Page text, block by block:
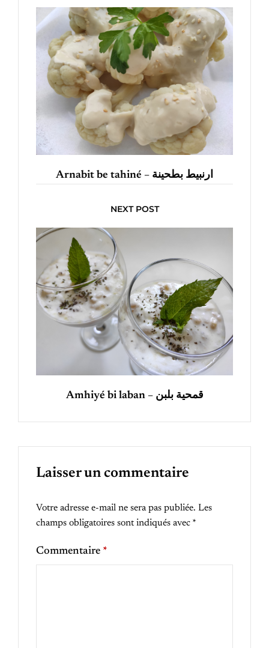
Arnabit be tahiné – ارنبيط بطحينة
NEXT POST
Amhiyé bi laban – قمحية بلبن
Laisser un commentaire
Votre adresse e-mail ne sera pas publiée. Les
champs obligatoires sont indiqués avec *
Commentaire *